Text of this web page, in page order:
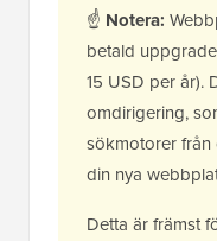
☝ Notera:
betald
15 USD per år).
omdirigering,
sökmotorer från
din nya
Detta är främst